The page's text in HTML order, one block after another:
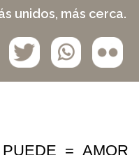
unidos, más cerca.
= AMOR